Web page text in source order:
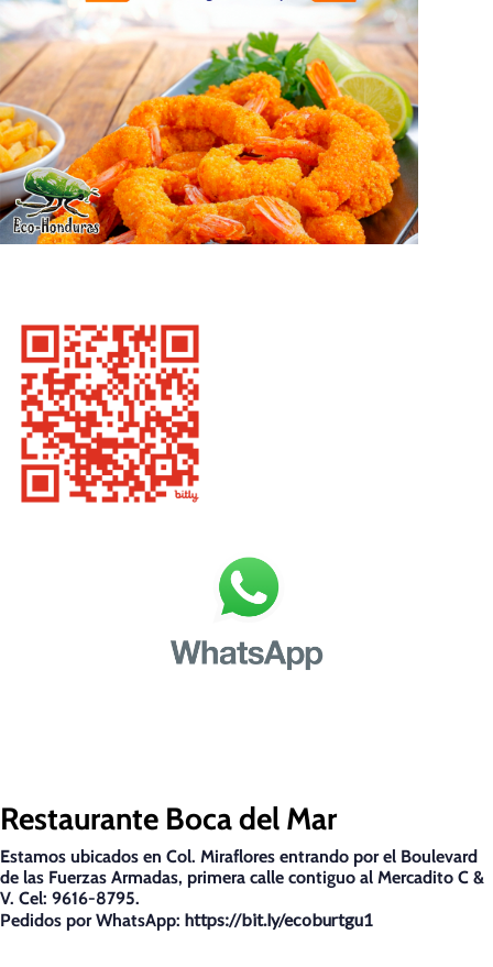
Restaurante Boca del Mar
Estamos ubicados en Col. Miraflores entrando por el Boulevard
de las Fuerzas Armadas, primera calle contiguo al Mercadito C &
V. Cel: 9616-8795.
Pedidos por WhatsApp: https://bit.ly/ecoburtgu1